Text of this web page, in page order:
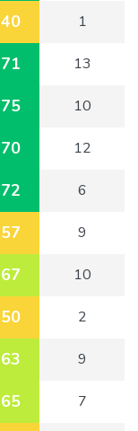
40 1
71 13
75 10
70 12
72 6
57 9
67 10
50 2
63 9
65 7